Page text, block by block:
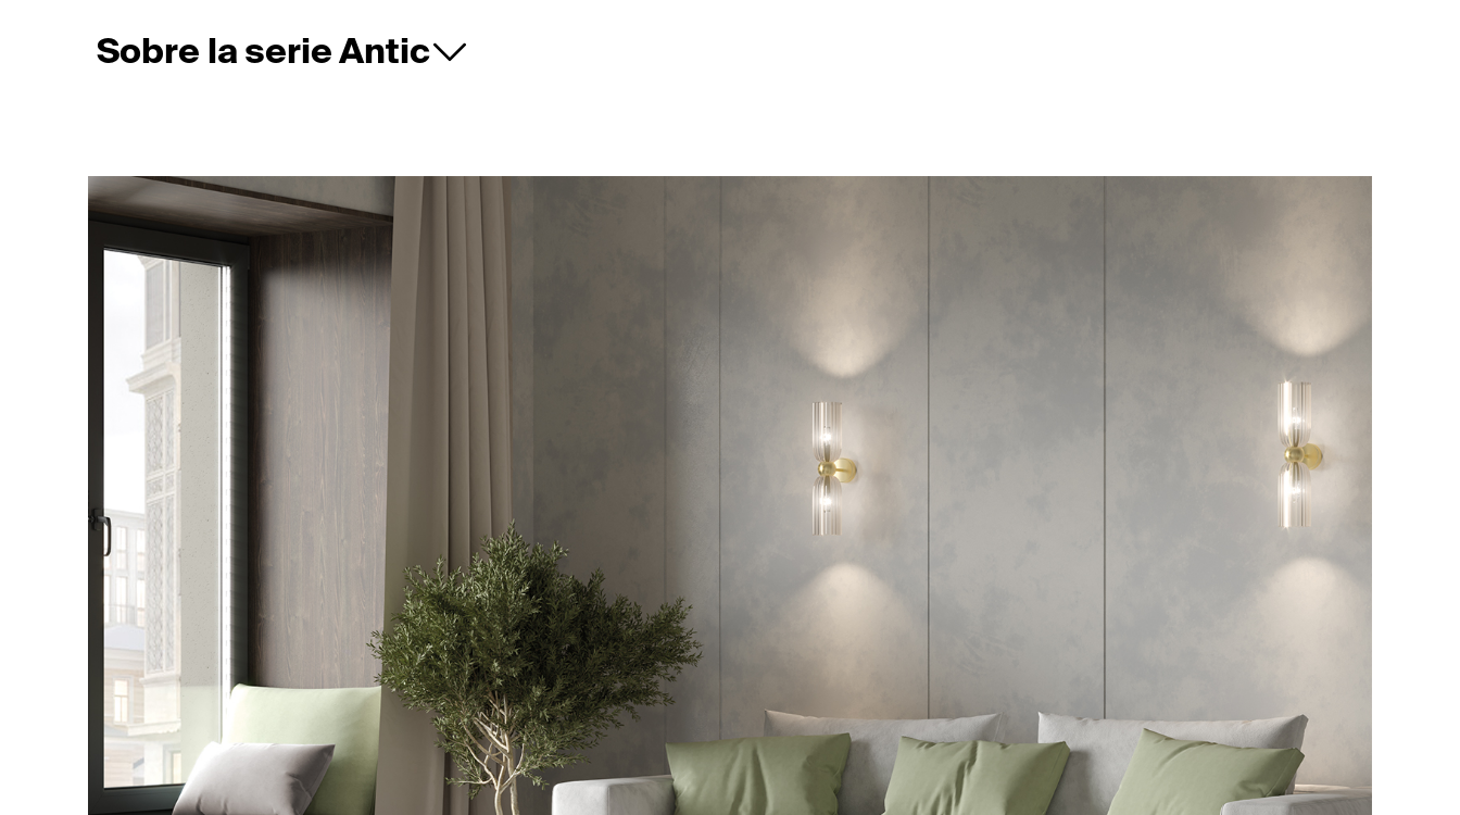
Sobre la serie Antic